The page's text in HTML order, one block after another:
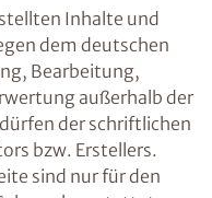
Inhalte und
dem deutschen
Bearbeitung,
außerhalb der
der schriftlichen
bzw. Erstellers.
sind nur für den